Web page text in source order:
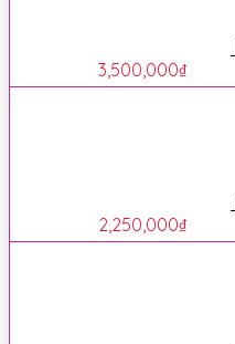
3,500,000₫
2,250,000₫